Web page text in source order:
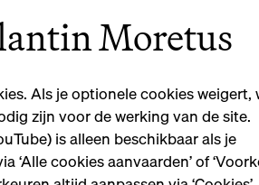
Moretus
Als je optionele cookies weigert,
zijn voor de werking van de site.
is alleen beschikbaar als je
‘Alle cookies aanvaarden’ of